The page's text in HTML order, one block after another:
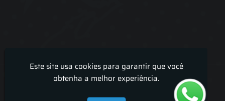
Lira Luz Decor - Cortinas sob medidas e persianas
Este site usa cookies para garantir que você
obtenha a melhor experiência.